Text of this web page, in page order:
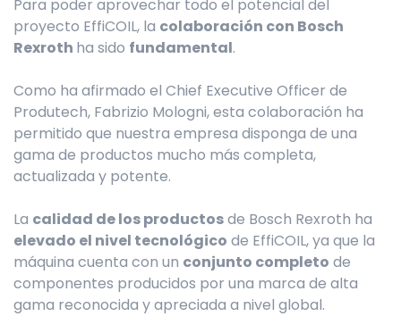
Para poder aprovechar todo el potencial del
proyecto EffiCOIL, la colaboración con Bosch
Rexroth ha sido fundamental.
Como ha afirmado el Chief Executive Officer de
Produtech, Fabrizio Mologni, esta colaboración ha
permitido que nuestra empresa disponga de una
gama de productos mucho más completa,
actualizada y potente.
La calidad de los productosde Bosch Rexroth ha
elevado el nivel tecnológico de EffiCOIL, ya que la
máquina cuenta con un conjunto completo de
componentes producidos por una marca de alta
gama reconocida y apreciada a nivel global.